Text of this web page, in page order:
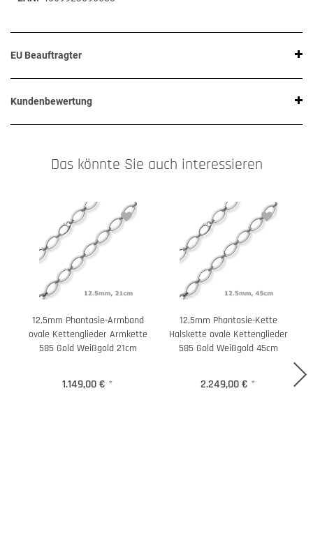
EU Beauftragter
Kundenbewertung
Das könnte Sie auch interessieren
12,5mm Phantasie-Armband
ovale Kettenglieder Armkette
585 Gold Weißgold 21cm
1.149,00 € *
12,5mm Phantasie-Kette
Halskette ovale Kettenglieder
585 Gold Weißgold 45cm
2.249,00 € *